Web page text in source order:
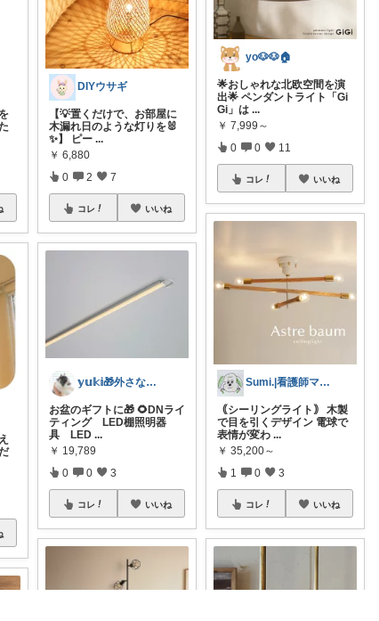
DIYウサギ
【💡置くだけで、お部屋に
木漏れ日のような灯りを🐰
✨️】 ピー ...
￥ 6,880
0 2 7
コレ いいね
𝕪𝕦𝕜𝕚🎁外さない手土産お菓子
お盆のギフトに🎁 🌻DNライ
ティング LED棚照明器
具 LED ...
￥ 19,789
0 0 3
コレ いいね
yo🐶🐶🏠
🌟おしゃれな北欧空間を演
出🌟 ペンダントライト「Gi
Gi」は ...
￥ 7,999～
0 0 11
コレ いいね
Sumi.|看護師ママの子育てroom
｟シーリングライト｠ 木製
で目を引くデザイン 電球で
表情が変わ ...
￥ 35,200～
1 0 3
コレ いいね